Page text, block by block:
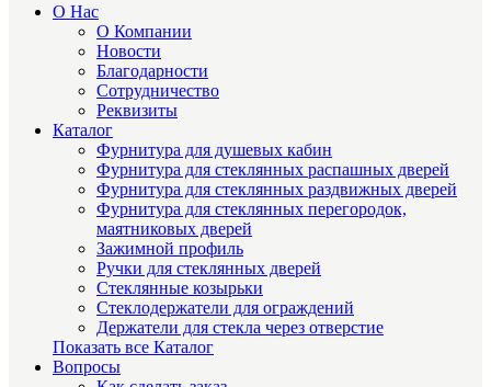
О Нас
О Компании
Новости
Благодарности
Сотрудничество
Реквизиты
Каталог
Фурнитура для душевых кабин
Фурнитура для стеклянных распашных дверей
Фурнитура для стеклянных раздвижных дверей
Фурнитура для стеклянных перегородок,
маятниковых дверей
Зажимной профиль
Ручки для стеклянных дверей
Стеклянные козырьки
Стеклодержатели для ограждений
Держатели для стекла через отверстие
Показать все Каталог
Вопросы